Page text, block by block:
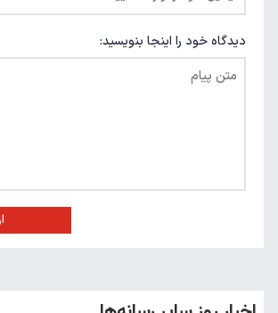
دیدگاه خود را اینجا بنویسید: